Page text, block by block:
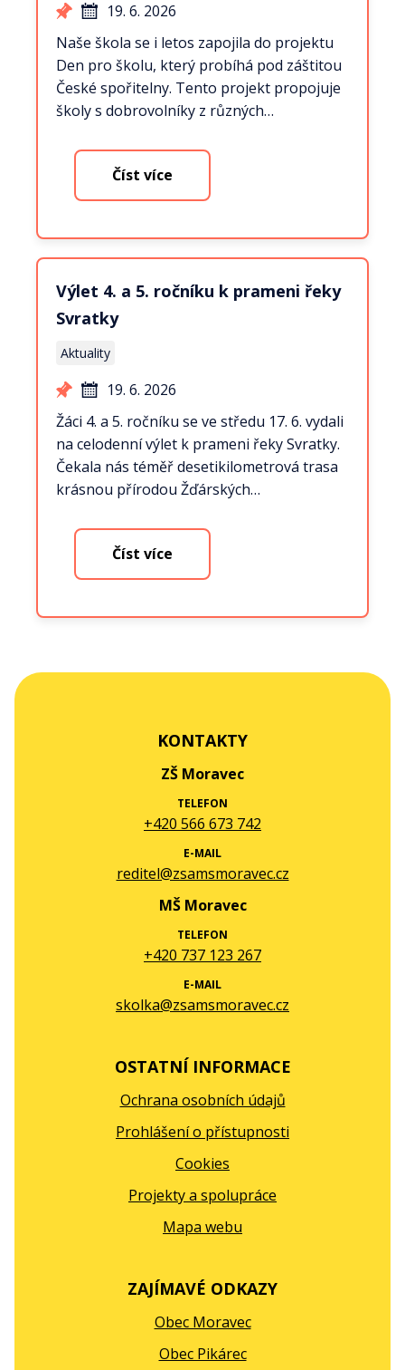
19. 6. 2026
Naše škola se i letos zapojila do projektu
Den pro školu, který probíhá pod záštitou
České spořitelny. Tento projekt propojuje
školy s dobrovolníky z různých…
Číst více
Výlet 4. a 5. ročníku k prameni řeky
Svratky
Aktuality
19. 6. 2026
Žáci 4. a 5. ročníku se ve středu 17. 6. vydali
na celodenní výlet k prameni řeky Svratky.
Čekala nás téměř desetikilometrová trasa
krásnou přírodou Žďárských…
Číst více
KONTAKTY
ZŠ Moravec
TELEFON
+420 566 673 742
E-MAIL
reditel@zsamsmoravec.cz
MŠ Moravec
TELEFON
+420 737 123 267
E-MAIL
skolka@zsamsmoravec.cz
OSTATNÍ INFORMACE
Ochrana osobních údajů
Prohlášení o přístupnosti
Cookies
Projekty a spolupráce
Mapa webu
ZAJÍMAVÉ ODKAZY
Obec Moravec
Obec Pikárec